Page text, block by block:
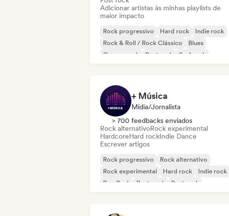
Adicionar artistas às minhas playlists de
maior impacto
Rock progressivo Hard rock
Indie rock
Rock & Roll / Rock Clássico
Blues
Garage rock
Post rock Surf rock
+ Música
Mídia/Jornalista
> 700 feedbacks enviados
Rock alternativoRock experimental
HardcoreHard rockIndie Dance
Escrever artigos
Rock progressivo
Rock alternativo
Rock experimental
Hard rock
Indie rock
Pop Punk
Post punk Post rock